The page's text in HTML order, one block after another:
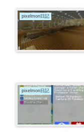
pixelmon日記
pixelmon日記